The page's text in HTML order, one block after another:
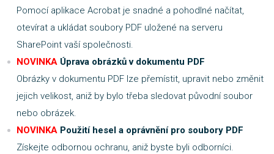
Pomocí aplikace Acrobat je snadné a pohodlné načítat,
otevírat a ukládat soubory PDF uložené na serveru
SharePoint vaší společnosti.
NOVINKA Úprava obrázků v dokumentu PDF
Obrázky v dokumentu PDF lze přemístit, upravit nebo změnit
jejich velikost, aniž by bylo třeba sledovat původní soubor
nebo obrázek.
NOVINKA Použití hesel a oprávnění pro soubory PDF
Získejte odbornou ochranu, aniž byste byli odborníci.